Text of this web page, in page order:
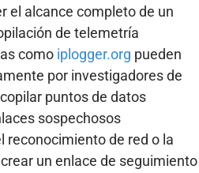
el alcance completo de un
de telemetría
como iplogger.org pueden
por investigadores de
puntos de datos
sospechosos
reconocimiento de red o la
un enlace de seguimiento